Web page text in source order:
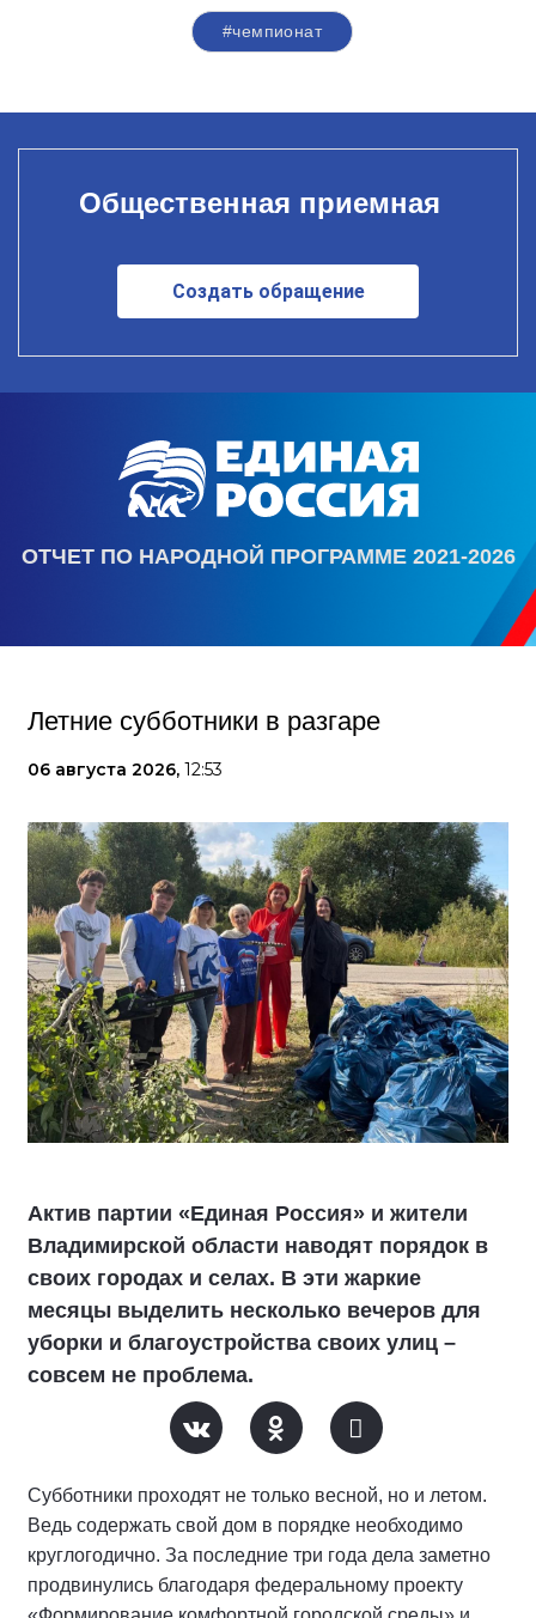
#чемпионат
Общественная приемная
Создать обращение
ОТЧЕТ ПО НАРОДНОЙ ПРОГРАММЕ 2021-2026
Летние субботники в разгаре
06 августа 2026, 12:53
Актив партии «Единая Россия» и жители
Владимирской области наводят порядок в
своих городах и селах. В эти жаркие
месяцы выделить несколько вечеров для
уборки и благоустройства своих улиц –
совсем не проблема.
Субботники проходят не только весной, но и летом.
Ведь содержать свой дом в порядке необходимо
круглогодично. За последние три года дела заметно
продвинулись благодаря федеральному проекту